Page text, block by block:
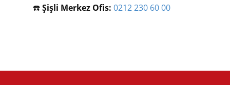
☎️Şişli Merkez Ofis: 0212 230 60 00